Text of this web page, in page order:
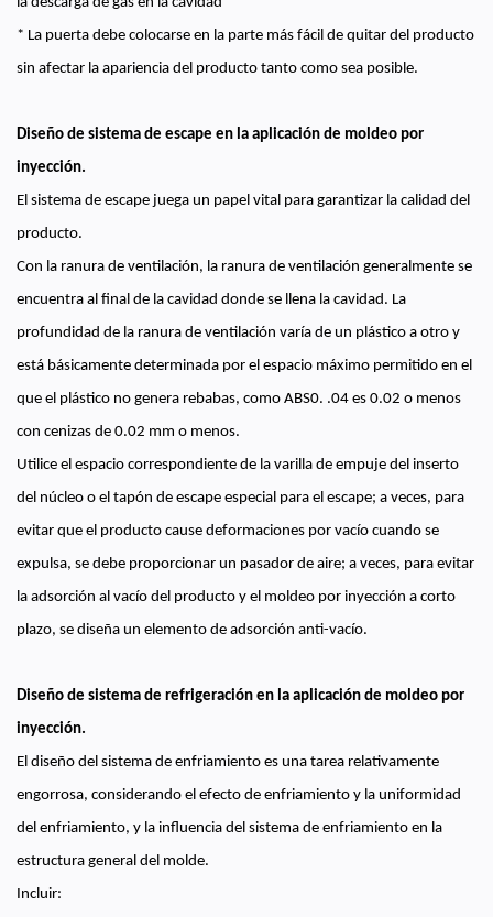
* La puerta debe colocarse en la parte más fácil de quitar del producto
sin afectar la apariencia del producto tanto como sea posible.
Diseño de sistema de escape en la aplicación de moldeo por
inyección.
El sistema de escape juega un papel vital para garantizar la calidad del
producto.
Con la ranura de ventilación, la ranura de ventilación generalmente se
encuentra al final de la cavidad donde se llena la cavidad. La
profundidad de la ranura de ventilación varía de un plástico a otro y
está básicamente determinada por el espacio máximo permitido en el
que el plástico no genera rebabas, como ABS0. .04 es 0.02 o menos
con cenizas de 0.02 mm o menos.
Utilice el espacio correspondiente de la varilla de empuje del inserto
del núcleo o el tapón de escape especial para el escape; a veces, para
evitar que el producto cause deformaciones por vacío cuando se
expulsa, se debe proporcionar un pasador de aire; a veces, para evitar
la adsorción al vacío del producto y el moldeo por inyección a corto
plazo, se diseña un elemento de adsorción anti-vacío.
Diseño de sistema de refrigeración en la aplicación de moldeo por
inyección.
El diseño del sistema de enfriamiento es una tarea relativamente
engorrosa, considerando el efecto de enfriamiento y la uniformidad
del enfriamiento, y la influencia del sistema de enfriamiento en la
estructura general del molde.
Incluir: